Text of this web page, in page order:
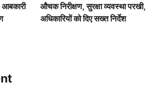
औचक निरीक्षण, सुरक्षा व्यवस्था परखी,
अधिकारियों को दिए सख्त निर्देश